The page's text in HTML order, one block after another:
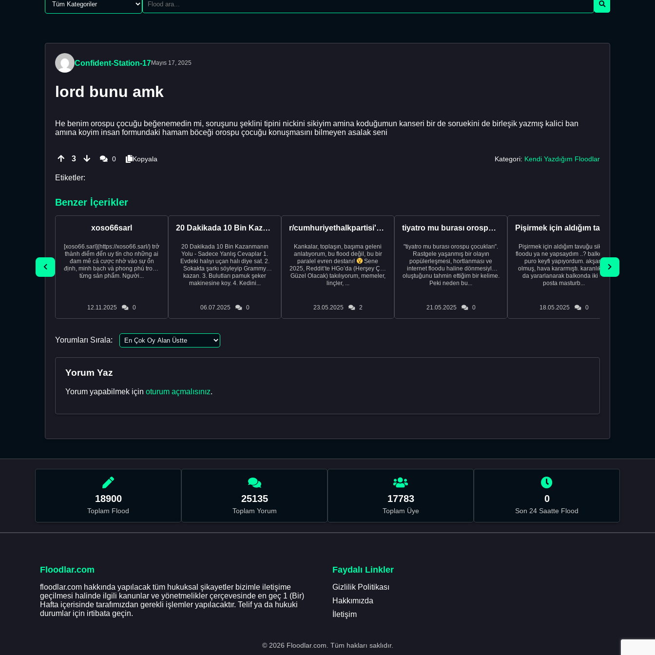
Confident-Station-17Mayıs 17, 2025
lord bunu amk
He benim orospu çocuğu beğenemedin mi, soruşunu şeklini tipini nickini sikiyim amina koduğumun kanseri bir de soruekini de birleşik yazmış kalici ban
amına koyim insan formundaki hamam böceği orospu çocuğu konuşmasını bilmeyen asalak seni
3 0 Kopyala Kategori: Kendi Yazdığım Floodlar
Etiketler:
Benzer İçerikler
xoso66sarl
[xoso66.sarl](https://xoso66.sarl/) trở
thành điểm đến uy tín cho những ai
đam mê cá cược nhờ vào sự ổn
định, minh bạch và phong phú trong
từng sản phẩm. Người...
12.11.2025 0
20 Dakikada 10 Bin Kazanmanın 100 Yanlış Yolu
20 Dakikada 10 Bin Kazanmanın
Yolu - Sadece Yanlış Cevaplar 1.
Evdeki halıyı uçan halı diye sat. 2.
Sokakta şarkı söyleyip Grammy
kazan. 3. Bulutları pamuk şeker
makinesine koy. 4. Kedini...
06.07.2025 0
r/cumhuriyethalkpartisi'ne sızma operasyonum
Kankalar, toplaşın, başıma geleni
anlatıyorum, bu flood değil, bu bir
paralel evren destanı!
Sene
2025, Reddit’te HGo’da (Herşey Çok
Güzel Olacak) takılıyorum, memeler,
linçler, ...
23.05.2025 2
tiyatro mu burası orospu çocukları
"tiyatro mu burası orospu çocukları”.
Rastgele yaşanmış bir olayın
popülerleşmesi, hortlanması ve
internet floodu haline dönmesiyle
oluştuğunu tahmin ettiğim bir kelime.
Peki neden bu...
21.05.2025 0
Pişirmek için aldığım tavuğu siktim
floodu ya ne yapsaydım ..? balkonda
puro keyfi yapıyordum. akşam
olmuş, hava kararmıştı. karanlıktan
da yararlanarak balkonda iki üç
posta masturb...
18.05.2025 0
Yorumları Sırala:
Yorum Yaz
Yorum yapabilmek için oturum açmalısınız.
18900
Toplam Flood
25135
Toplam Yorum
17783
Toplam Üye
0
Son 24 Saatte Flood
Floodlar.com
floodlar.com hakkında yapılacak tüm hukuksal şikayetler bizimle iletişime
geçilmesi halinde ilgili kanunlar ve yönetmelikler çerçevesinde en geç 1 (Bir)
Hafta içerisinde tarafımızdan gerekli işlemler yapılacaktır. Telif ya da hukuki
durumlar için irtibata geçin.
Faydalı Linkler
Gizlilik Politikası
Hakkımızda
İletişim
© 2026 Floodlar.com. Tüm hakları saklıdır.